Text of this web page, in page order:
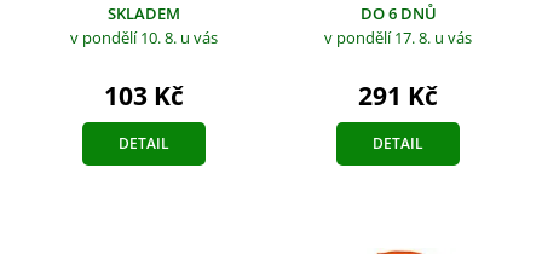
SKLADEM
v pondělí 10. 8. u vás
103 Kč
DETAIL
DO 6 DNŮ
v pondělí 17. 8. u vás
291 Kč
DETAIL